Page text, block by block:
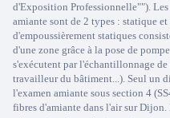
d'Exposition Professionnelle""). Les
amiante sont de 2 types : statique et
d'empoussièrement statiques
d'une zone grâce à la pose de
s'exécutent par l'échantillonnage
travailleur du bâtiment...). Seul un
l'examen amiante sous section 4
fibres d'amiante dans l'air sur Dijon.